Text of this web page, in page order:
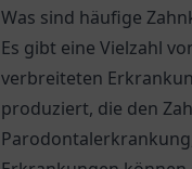
Was sind häufige
Es gibt eine Vielzahl
verbreiteten
produziert, die den